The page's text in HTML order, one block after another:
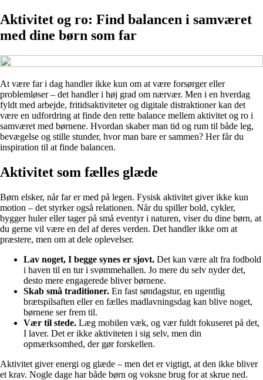
Aktivitet og ro: Find balancen i samværet
med dine børn som far
At være far i dag handler ikke kun om at være forsørger eller
problemløser – det handler i høj grad om nærvær. Men i en hverdag
fyldt med arbejde, fritidsaktiviteter og digitale distraktioner kan det
være en udfordring at finde den rette balance mellem aktivitet og ro i
samværet med børnene. Hvordan skaber man tid og rum til både leg,
bevægelse og stille stunder, hvor man bare er sammen? Her får du
inspiration til at finde balancen.
Aktivitet som fælles glæde
Børn elsker, når far er med på legen. Fysisk aktivitet giver ikke kun
motion – det styrker også relationen. Når du spiller bold, cykler,
bygger huler eller tager på små eventyr i naturen, viser du dine børn, at
du gerne vil være en del af deres verden. Det handler ikke om at
præstere, men om at dele oplevelser.
Lav noget, I begge synes er sjovt. Det kan være alt fra fodbold
i haven til en tur i svømmehallen. Jo mere du selv nyder det,
desto mere engagerede bliver børnene.
Skab små traditioner. En fast søndagstur, en ugentlig
brætspilsaften eller en fælles madlavningsdag kan blive noget,
børnene ser frem til.
Vær til stede. Læg mobilen væk, og vær fuldt fokuseret på det,
I laver. Det er ikke aktiviteten i sig selv, men din
opmærksomhed, der gør forskellen.
Aktivitet giver energi og glæde – men det er vigtigt, at den ikke bliver
et krav. Nogle dage har både børn og voksne brug for at skrue ned.